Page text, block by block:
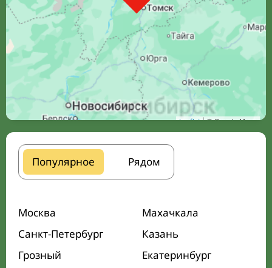
Leaflet| © Google Maps
Популярное Рядом
Москва
Махачкала
Санкт-Петербург
Казань
Грозный
Екатеринбург